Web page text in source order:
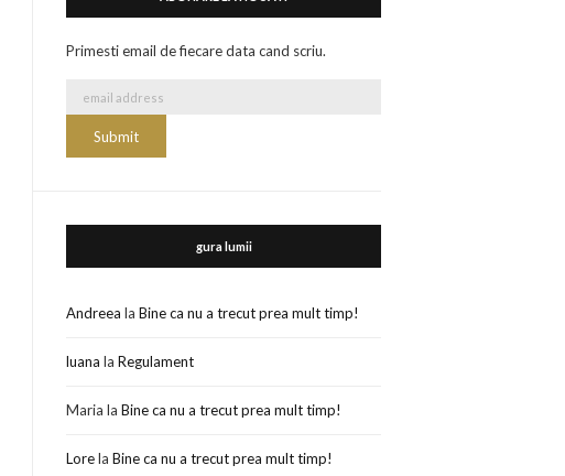
Primesti email de fiecare data cand scriu.
gura lumii
Andreea laBine ca nu a trecut prea mult timp!
luana laRegulament
Maria laBine ca nu a trecut prea mult timp!
LorelaBine ca nu a trecut prea mult timp!